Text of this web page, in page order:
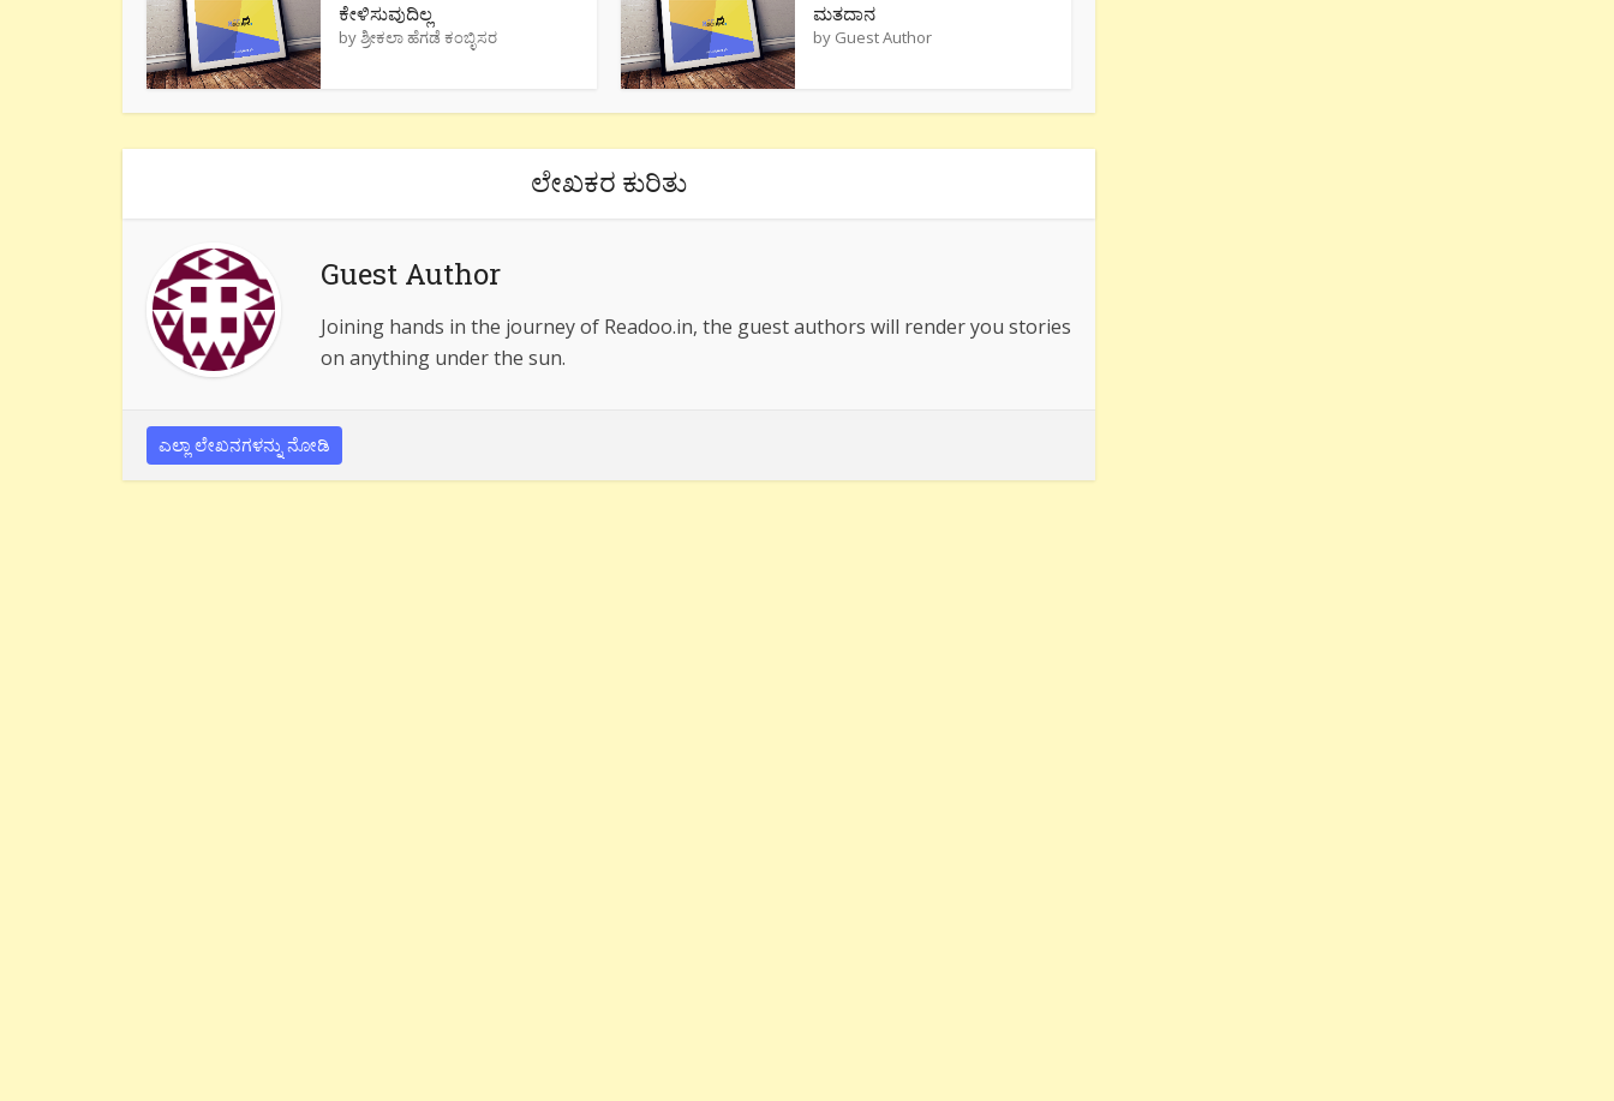
ಕೇಳಿಸುವುದಿಲ್ಲ
byಶ್ರೀಕಲಾ ಹೆಗಡೆ ಕಂಬ್ಳಿಸರ
ಮತದಾನ
by Guest Author
ಲೇಖಕರ ಕುರಿತು
Guest Author
Joining hands in the journey of Readoo.in, the guest authors will render you stories
on anything under the sun.
ಎಲ್ಲಾ ಲೇಖನಗಳನ್ನು ನೋಡಿ